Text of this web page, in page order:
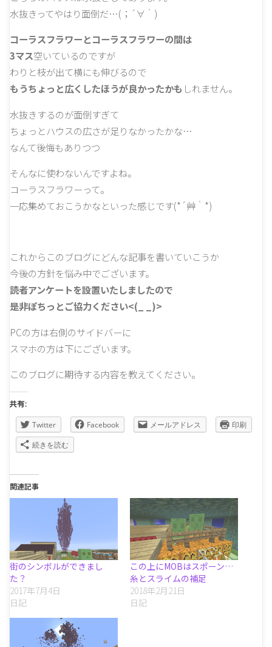
水抜きってやはり面倒だ…(；´∀｀)
コーラスフラワーとコーラスフラワーの間は
3マス空いているのですが
わりと枝が出て横にも伸びるので
もうちょっと広くしたほうが良かったかも しれません。
水抜きするのが面倒すぎて
ちょっとハウスの広さが足りなかったかな…
なんて後悔もありつつ
そんなに使わないんですよね。
コーラスフラワーって。
一応集めておこうかなといった感じです(*´艸｀*)
これからこのブログにどんな記事を書いていこうか
今後の方針を悩み中でございます。
読者アンケートを設置いたしましたので
是非ぽちっとご協力ください<(_ _)>
PCの方は右側のサイドバーに
スマホの方は下にございます。
このブログに期待する内容を教えてください。
共有:
Twitter Facebook メールアドレス
印刷
続きを読む
関連記事
街のシンボルができまし
た？
2017年7月4日
日記
この上にMOBはスポーン…
糸とスライムの補足
2018年2月21日
日記